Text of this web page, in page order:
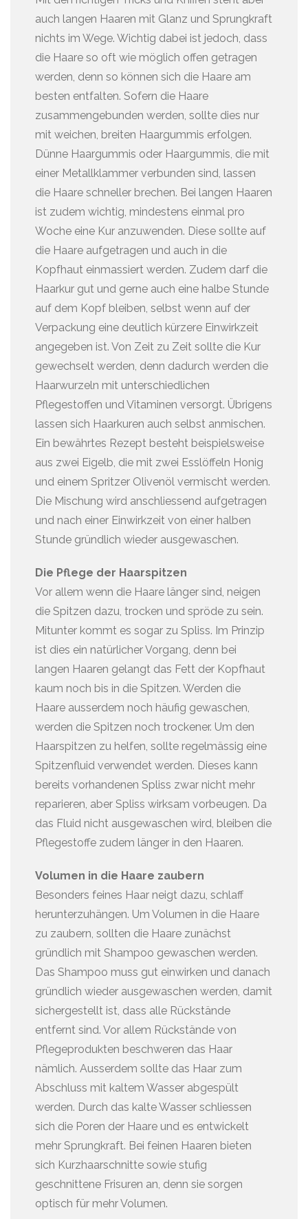
auch langen Haaren mit Glanz und Sprungkraft
nichts im Wege. Wichtig dabei ist jedoch, dass
die Haare so oft wie möglich offen getragen
werden, denn so können sich die Haare am
besten entfalten. Sofern die Haare
zusammengebunden werden, sollte dies nur
mit weichen, breiten Haargummis erfolgen.
Dünne Haargummis oder Haargummis, die mit
einer Metallklammer verbunden sind, lassen
die Haare schneller brechen. Bei langen Haaren
ist zudem wichtig, mindestens einmal pro
Woche eine Kur anzuwenden. Diese sollte auf
die Haare aufgetragen und auch in die
Kopfhaut einmassiert werden. Zudem darf die
Haarkur gut und gerne auch eine halbe Stunde
auf dem Kopf bleiben, selbst wenn auf der
Verpackung eine deutlich kürzere Einwirkzeit
angegeben ist. Von Zeit zu Zeit sollte die Kur
gewechselt werden, denn dadurch werden die
Haarwurzeln mit unterschiedlichen
Pflegestoffen und Vitaminen versorgt. Übrigens
lassen sich Haarkuren auch selbst anmischen.
Ein bewährtes Rezept besteht beispielsweise
aus zwei Eigelb, die mit zwei Esslöffeln Honig
und einem Spritzer Olivenöl vermischt werden.
Die Mischung wird anschliessend aufgetragen
und nach einer Einwirkzeit von einer halben
Stunde gründlich wieder ausgewaschen.
Die Pflege der Haarspitzen
Vor allem wenn die Haare länger sind, neigen
die Spitzen dazu, trocken und spröde zu sein.
Mitunter kommt es sogar zu Spliss. Im Prinzip
ist dies ein natürlicher Vorgang, denn bei
langen Haaren gelangt das Fett der Kopfhaut
kaum noch bis in die Spitzen. Werden die
Haare ausserdem noch häufig gewaschen,
werden die Spitzen noch trockener. Um den
Haarspitzen zu helfen, sollte regelmässig eine
Spitzenfluid verwendet werden. Dieses kann
bereits vorhandenen Spliss zwar nicht mehr
reparieren, aber Spliss wirksam vorbeugen. Da
das Fluid nicht ausgewaschen wird, bleiben die
Pflegestoffe zudem länger in den Haaren.
Volumen in die Haare zaubern
Besonders feines Haar neigt dazu, schlaff
herunterzuhängen. Um Volumen in die Haare
zu zaubern, sollten die Haare zunächst
gründlich mit Shampoo gewaschen werden.
Das Shampoo muss gut einwirken und danach
gründlich wieder ausgewaschen werden, damit
sichergestellt ist, dass alle Rückstände
entfernt sind. Vor allem Rückstände von
Pflegeprodukten beschweren das Haar
nämlich. Ausserdem sollte das Haar zum
Abschluss mit kaltem Wasser abgespült
werden. Durch das kalte Wasser schliessen
sich die Poren der Haare und es entwickelt
mehr Sprungkraft. Bei feinen Haaren bieten
sich Kurzhaarschnitte sowie stufig
geschnittene Frisuren an, denn sie sorgen
optisch für mehr Volumen.